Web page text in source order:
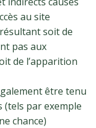
au site
soit de
pas aux
de l’apparition
être tenu
(tels par exemple
chance)